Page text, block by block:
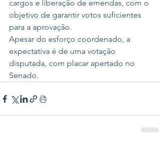
cargos e liberação de emendas, com o
objetivo de garantir votos suficientes
para a aprovação.
Apesar do esforço coordenado, a
expectativa é de uma votação
disputada, com placar apertado no
Senado.